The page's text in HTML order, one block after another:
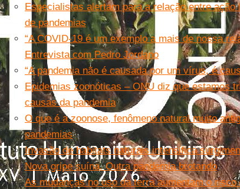
Especialistas alertam para a relação entre ação
de pandemias
“A COVID-19 é um exemplo a mais de nossa
Entrevista com Pedro Jordano
“A pandemia não é causada por um vírus, é
Epidemias zoonóticas – ONU diz que estamos
causas da pandemia
O que é a zoonose, fenômeno natural muito
pandemias
Invasão de habitats naturais intensifica
Nova gripe suína. Outra pandemia brotando
As mudanças no uso da terra aumentam o